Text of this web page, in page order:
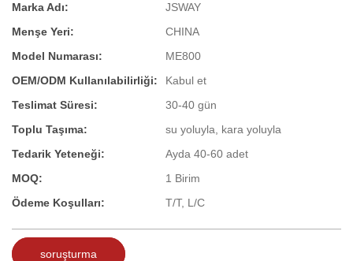
Marka Adı:
JSWAY
Menşe Yeri:
CHINA
Model Numarası:
ME800
OEM/ODM Kullanılabilirliği:
Kabul et
Teslimat Süresi:
30-40 gün
Toplu Taşıma:
su yoluyla, kara yoluyla
Tedarik Yeteneği:
Ayda 40-60 adet
MOQ:
1 Birim
Ödeme Koşulları:
T/T, L/C
soruşturma